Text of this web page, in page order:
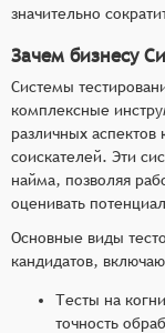
значительно
Зачем бизнесу
Системы
комплексные
различных аспектов
соискателей. Эти
найма, позволяя
оценивать
Основные виды
кандидатов,
Тесты на
точность